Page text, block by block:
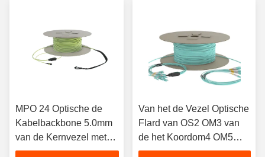
MPO 24 Optische de
Kabelbackbone 5.0mm
van de Kernvezel met
het Trekken van Oog
Van het de Vezel Optische
Flard van OS2 OM3 van
de het Koordom4 OM5
LSZH Ventilator de Vezel